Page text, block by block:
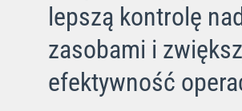
lepszą kontrolę
zasobami i
efektywność